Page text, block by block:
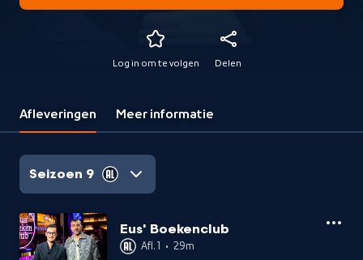
Log in om te volgen Delen
Afleveringen Meer informatie
Seizoen 9
Eus' Boekenclub
Afl. 1 • 29m